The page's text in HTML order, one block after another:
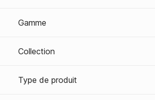
Gamme
Collection
Type de produit